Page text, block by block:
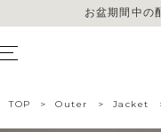
お盆期間中の
お盆期間中の
TOP > Outer > Jacket